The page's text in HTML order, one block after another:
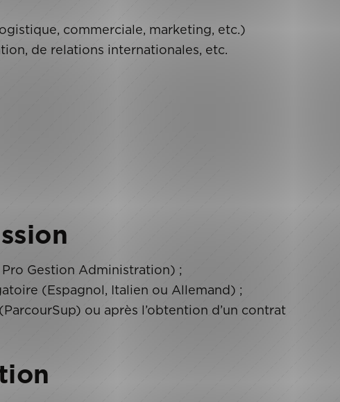
commerciale, marketing, etc.)
de relations internationales, etc.
Pro Gestion Administration) ;
(Espagnol, Italien ou Allemand) ;
ou après l’obtention d’un contrat